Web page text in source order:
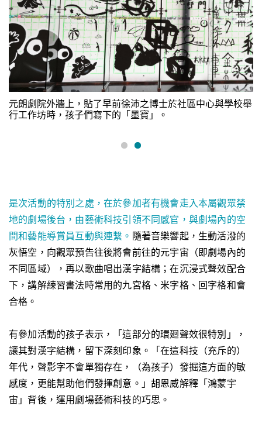
元朗劇院外牆上，貼了早前徐沛之博士於社區中心與學校舉
行工作坊時，孩子們寫下的「墨寶」。
是次活動的特別之處，在於參加者有機會走入本屬觀眾禁
地的劇場後台，由藝術科技引領不同感官，與劇場內的空
間和藝能導賞員互動與連繫。 隨著音樂響起，生動活潑的
灰悟空，向觀眾預告往後將會前往的元宇宙（即劇場內的
不同區域），再以歌曲唱出漢字結構；在沉浸式聲效配合
下，講解練習書法時常用的九宮格、米字格、回字格和會
合格。
有參加活動的孩子表示，「這部分的環廻聲效很特別」，
讓其對漢字結構，留下深刻印象。「在這科技（充斥的）
年代，聲影字不會單獨存在，（為孩子）發掘這方面的敏
感度，更能幫助他們發揮創意。」胡恩威解釋「鴻蒙宇
宙」背後，運用劇場藝術科技的巧思。